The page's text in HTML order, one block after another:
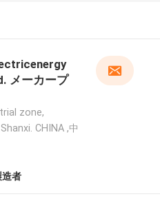
メーカープ
zone,
CHINA ,中
造者